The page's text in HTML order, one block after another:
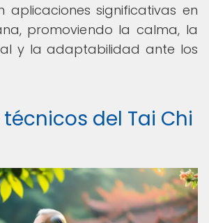
aplicaciones significativas en
promoviendo la calma, la
y la adaptabilidad ante los
del Tai Chi